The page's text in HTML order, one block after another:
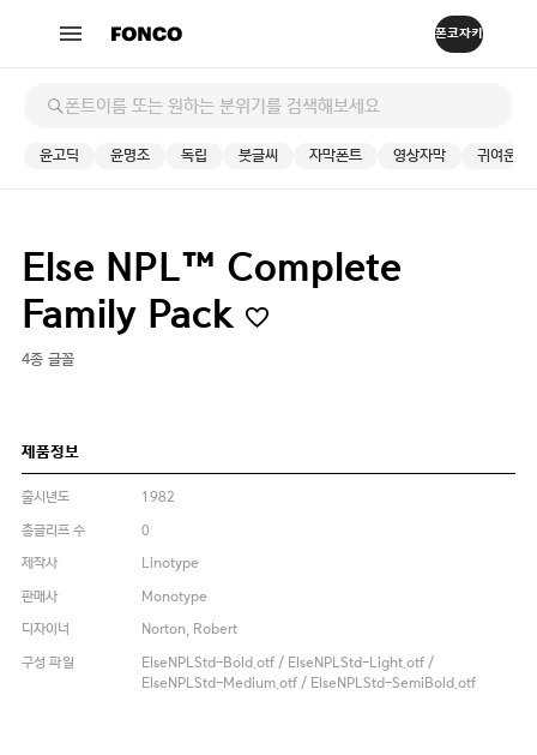
윤고딕 윤명조 독립 붓글씨 자막폰트 영상자막 귀여운
Else NPL™ Complete
Family Pack
4종 글꼴
제품정보
출시년도
1982
총글리프 수
0
제작사
Linotype
판매사
Monotype
디자이너
Norton, Robert
구성 파일
ElseNPLStd-Bold.otf / ElseNPLStd-Light.otf /
ElseNPLStd-Medium.otf / ElseNPLStd-SemiBold.otf